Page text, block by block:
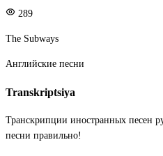
289
The Subways
Английские песни
Transkriptsiya
Транскрипции иностранных песен
песни правильно!